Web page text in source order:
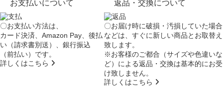
お支払いについて
〇お支払い方法は、
カード決済、Amazon Pay、後払
い（請求書別送）、銀行振込
（前払い）です。
詳しくはこちら
返品・交換について
〇お届け時に破損・汚損していた場合
などは、すぐに新しい商品とお取替え
致します。
※お客様のご都合（サイズや色違いな
ど）による返品・交換は基本的にお受
け致しません。
詳しくはこちら